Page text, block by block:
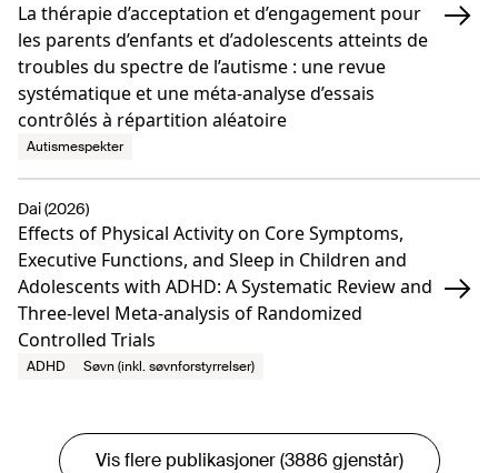
La thérapie d’acceptation et d’engagement pour
les parents d’enfants et d’adolescents atteints de
troubles du spectre de l’autisme : une revue
systématique et une méta-analyse d’essais
contrôlés à répartition aléatoire
Autismespekter
Effects of Physical Activity on Core Symptoms,
Executive Functions, and Sleep in Children and
Adolescents with ADHD: A Systematic Review and
Three-level Meta-analysis of Randomized
Controlled Trials
Dai (2026)
ADHD Søvn (inkl. søvnforstyrrelser)
Vis flere publikasjoner (3886 gjenstår)